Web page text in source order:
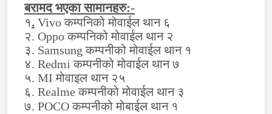
बरामद भएका सामानहरु:-
१. Vivoकम्पनिको मोवाईल थान ६
२. Oppoकम्पनिको मोवाईल थान २
३. Samsungकम्पनीको मोवाईल थान १
४. Redmiकम्पनीको मोवाईल थान ७
५. MI मोवाइल थान २५
६. Realmeकम्पनीको मोवाईल थान ३
७. POCOकम्पनीको मोबाईल थान १